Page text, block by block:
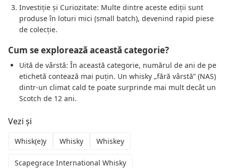
Investiție și Curiozitate: Multe dintre aceste ediții sunt
produse în loturi mici (small batch), devenind rapid piese
de colecție.
Cum se explorează această categorie?
Uită de vârstă: În această categorie, numărul de ani de pe
etichetă contează mai puțin. Un whisky „fără vârstă” (NAS)
dintr-un climat cald te poate surprinde mai mult decât un
Scotch de 12 ani.
Vezi și
Whisk(e)y Whisky Whiskey
Scapegrace International Whisky